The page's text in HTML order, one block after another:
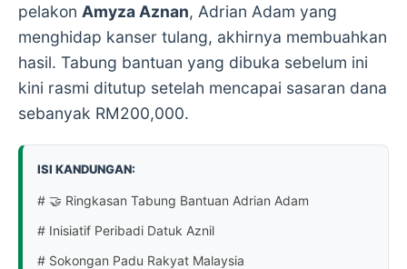
pelakon Amyza Aznan, Adrian Adam yang
menghidap kanser tulang, akhirnya membuahkan
hasil. Tabung bantuan yang dibuka sebelum ini
kini rasmi ditutup setelah mencapai sasaran dana
sebanyak RM200,000.
ISI KANDUNGAN:
# 🤝 Ringkasan Tabung Bantuan Adrian Adam
# Inisiatif Peribadi Datuk Aznil
# Sokongan Padu Rakyat Malaysia